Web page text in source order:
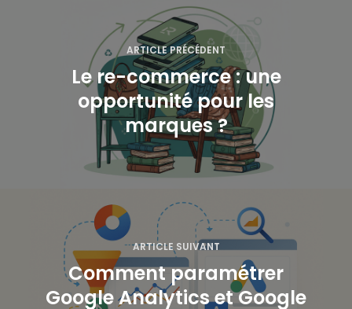
ARTICLE PRÉCÉDENT
Le re-commerce : une
opportunité pour les
marques ?
ARTICLE SUIVANT
Comment paramétrer
Google Analytics et Google